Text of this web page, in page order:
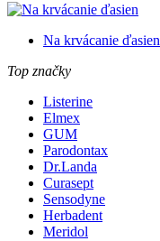
Na krvácanie ďasien
Top značky
Listerine
Elmex
GUM
Parodontax
Dr.Landa
Curasept
Sensodyne
Herbadent
Meridol